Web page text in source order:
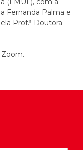
Fernanda Palma e
Prof.ª Doutora